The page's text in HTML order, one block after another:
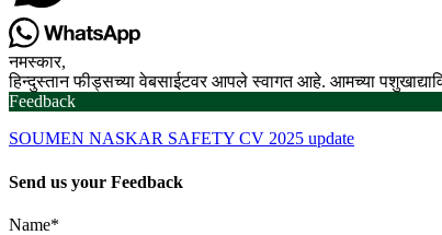
नमस्कार,
हिन्दुस्तान फीड्सच्या वेबसाईटवर आपले स्वागत आहे. आमच्या
Feedback
SOUMEN NASKAR SAFETY CV 2025 update
Send us your Feedback
Name*